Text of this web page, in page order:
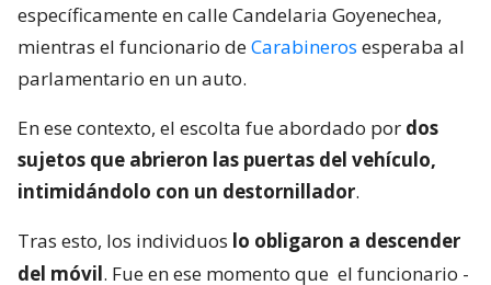
específicamente en calle Candelaria Goyenechea,
mientras el funcionario deCarabineros esperaba al
parlamentario en un auto.
En ese contexto, el escolta fue abordado por dos
sujetos que abrieron las puertas del vehículo,
intimidándolo con un destornillador.
Tras esto, los individuos lo obligaron a descender
del móvil. Fue en ese momento que el funcionario -